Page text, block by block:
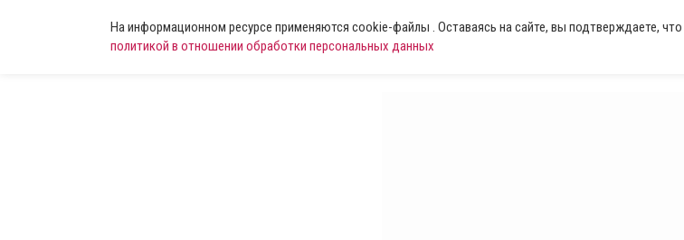
На информационном ресурсе применяются cookie-файлы . Оставаясь на сайте, вы подтверждаете, что
политикой в отношении обработки персональных данных